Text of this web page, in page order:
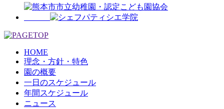
HOME
理念・方針・特色
園の概要
一日のスケジュール
年間スケジュール
ニュース